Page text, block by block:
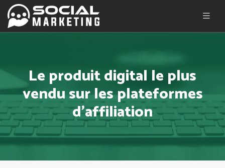
Le produit digital le plus
vendu sur les plateformes
d’affiliation